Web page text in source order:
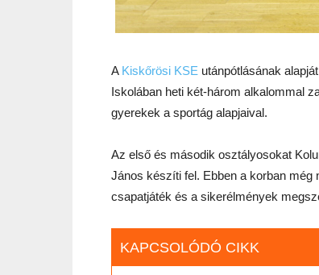
A Kiskőrösi KSE utánpótlásának
Iskolában heti két-három alkalommal
gyerekek a sportág alapjaival.
Az első és második osztályosokat
János készíti fel. Ebben a korban
csapatjáték és a sikerélmények
KAPCSOLÓDÓ CIKK